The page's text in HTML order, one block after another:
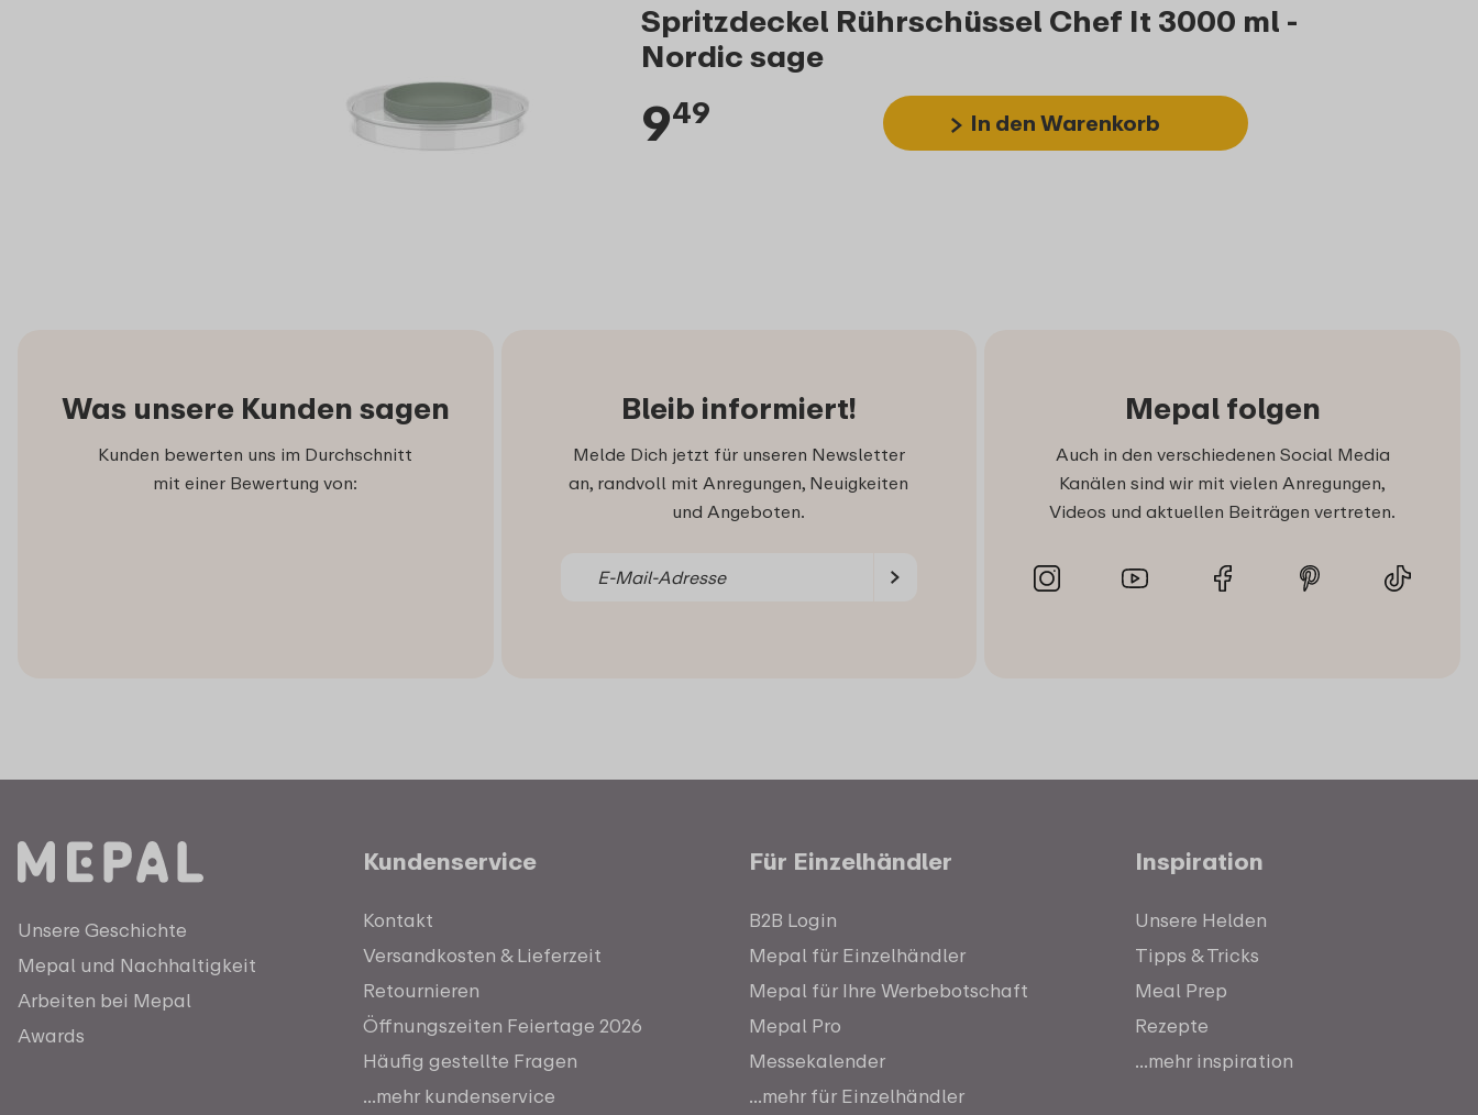
Spritzdeckel Rührschüssel Chef It 3000 ml -
Nordic sage
949 In den Warenkorb
Was unsere Kunden sagen
Kunden bewerten uns im Durchschnitt
mit einer Bewertung von:
Bleib informiert!
Melde Dich jetzt für unseren Newsletter
an, randvoll mit Anregungen, Neuigkeiten
und Angeboten.
Mepal folgen
Auch in den verschiedenen Social Media
Kanälen sind wir mit vielen Anregungen,
Videos und aktuellen Beiträgen vertreten.
Unsere Geschichte
Mepal und Nachhaltigkeit
Arbeiten bei Mepal
Awards
Kundenservice
Kontakt
Versandkosten & Lieferzeit
Retournieren
Öffnungszeiten Feiertage 2026
Häufig gestellte Fragen
...mehr kundenservice
Für Einzelhändler
B2B Login
Mepal für Einzelhändler
Mepal für Ihre Werbebotschaft
Mepal Pro
Messekalender
...mehr für Einzelhändler
Inspiration
Unsere Helden
Tipps & Tricks
Meal Prep
Rezepte
...mehr inspiration